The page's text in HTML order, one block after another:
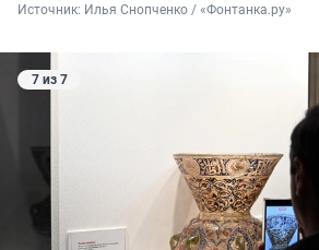
Источник: Илья Снопченко / «Фонтанка.ру»
7 из 7